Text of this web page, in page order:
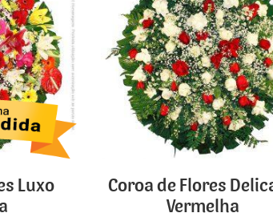
Luxo
Coroa de Flores
Vermelha